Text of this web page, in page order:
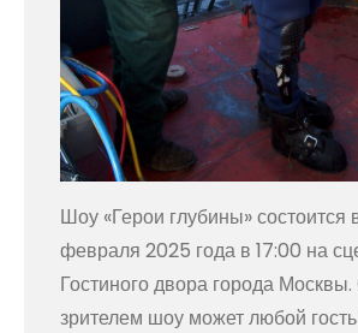
Шоу «Герои глубины» состоится
февраля 2025 года в 17:00 на
Гостиного двора города Москвы.
зрителем шоу может любой